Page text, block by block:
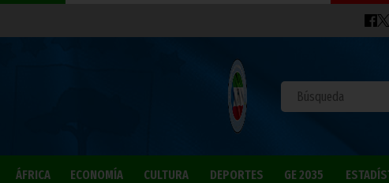
ÁFRICA ECONOMÍA CULTURA DEPORTES GE 2035